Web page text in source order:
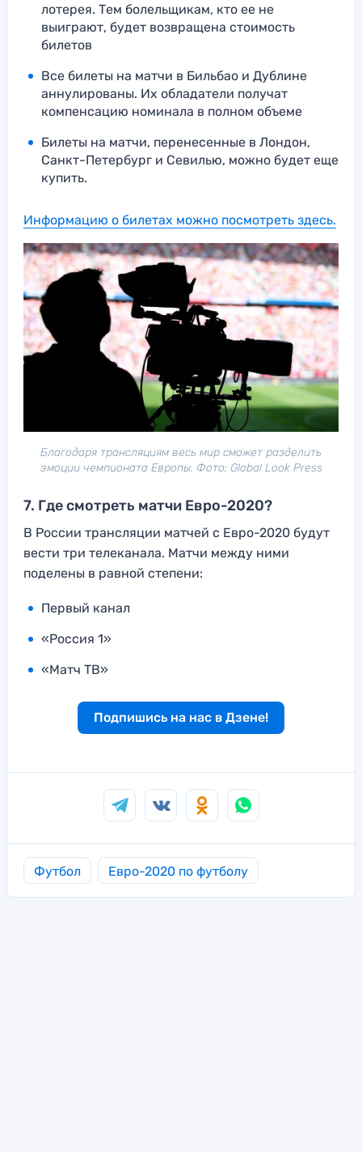
лотерея. Тем болельщикам, кто ее не
выиграют, будет возвращена стоимость
билетов
Все билеты на матчи в Бильбао и Дублине
аннулированы. Их обладатели получат
компенсацию номинала в полном объеме
Билеты на матчи, перенесенные в Лондон,
Санкт-Петербург и Севилью, можно будет еще
купить.
Информацию о билетах можно посмотреть здесь.
Благодаря трансляциям весь мир cможет разделить
эмоции чемпионата Европы. Фото: Global Look Press
7. Где смотреть матчи Евро-2020?
В России трансляции матчей с Евро-2020 будут
вести три телеканала. Матчи между ними
поделены в равной степени:
Первый канал
«Россия 1»
«Матч ТВ»
Подпишись на нас в Дзене!
Футбол Евро-2020 по футболу